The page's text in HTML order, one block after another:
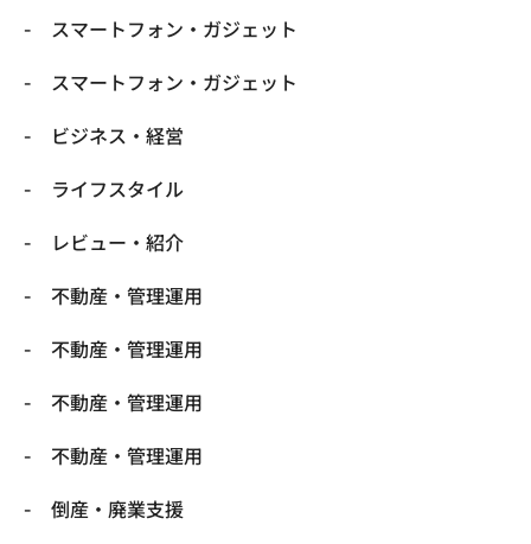
スマートフォン・ガジェット
スマートフォン・ガジェット
ビジネス・経営
ライフスタイル
レビュー・紹介
不動産・管理運用
不動産・管理運用
不動産・管理運用
不動産・管理運用
倒産・廃業支援